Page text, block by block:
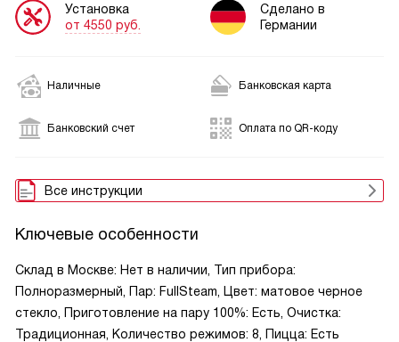
Установка
от 4550 руб.
Сделано в
Германии
Наличные Банковская карта
Банковский счет Оплата по QR-коду
Все инструкции
Ключевые особенности
Склад в Москве: Нет в наличии, Тип прибора:
Полноразмерный, Пар: FullSteam, Цвет: матовое черное
стекло, Приготовление на пару 100%: Есть, Очистка:
Традиционная, Количество режимов: 8, Пицца: Есть